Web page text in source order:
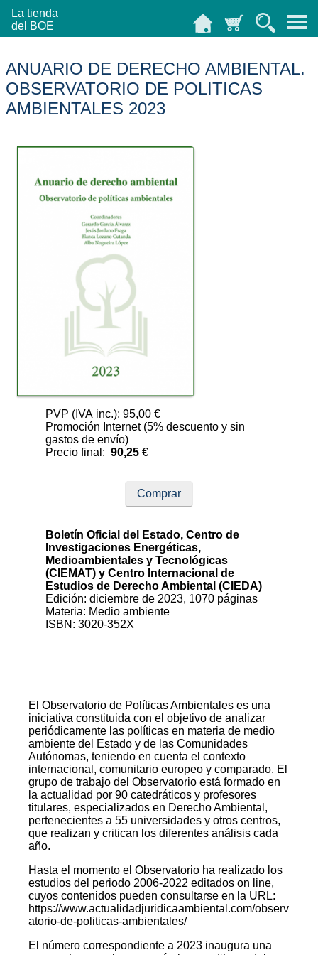
La tienda
del BOE
ANUARIO DE DERECHO AMBIENTAL.
OBSERVATORIO DE POLITICAS
AMBIENTALES 2023
PVP (IVA inc.): 95,00 €
Promoción Internet (5% descuento y sin
gastos de envío)
Precio final: 90,25 €
Comprar
Boletín Oficial del Estado, Centro de
Investigaciones Energéticas,
Medioambientales y Tecnológicas
(CIEMAT) y Centro Internacional de
Estudios de Derecho Ambiental (CIEDA)
Edición: diciembre de 2023, 1070 páginas
Materia: Medio ambiente
ISBN: 3020-352X
El Observatorio de Políticas Ambientales es una
iniciativa constituida con el objetivo de analizar
periódicamente las políticas en materia de medio
ambiente del Estado y de las Comunidades
Autónomas, teniendo en cuenta el contexto
internacional, comunitario europeo y comparado. El
grupo de trabajo del Observatorio está formado en
la actualidad por 90 catedráticos y profesores
titulares, especializados en Derecho Ambiental,
pertenecientes a 55 universidades y otros centros,
que realizan y critican los diferentes análisis cada
año.
Hasta el momento el Observatorio ha realizado los
estudios del periodo 2006-2022 editados on line,
cuyos contenidos pueden consultarse en la URL:
https://www.actualidadjuridicaambiental.com/observ
atorio-de-politicas-ambientales/
El número correspondiente a 2023 inaugura una